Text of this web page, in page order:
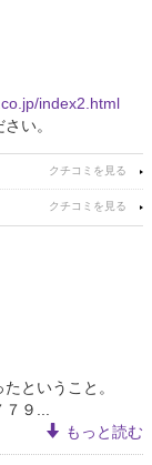
index2.html
い。
ということ。
９...
もっと読む